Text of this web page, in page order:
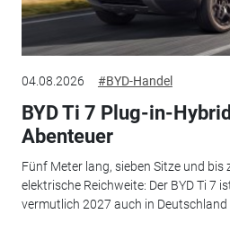
04.08.2026 #BYD-Handel
BYD Ti 7 Plug-in-
Abenteuer
Fünf Meter lang, sieben Sitze und bis
elektrische Reichweite: Der BYD Ti 7
vermutlich 2027 auch in Deutschland